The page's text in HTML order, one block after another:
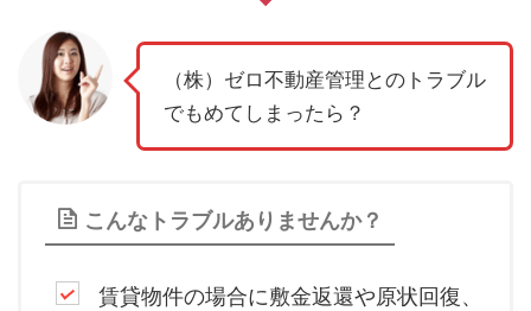
（株）ゼロ不動産管理とのトラブル
でもめてしまったら？
こんなトラブルありませんか？
賃貸物件の場合に敷金返還や原状回復、